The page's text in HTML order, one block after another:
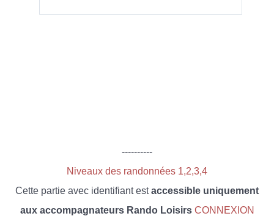
----------
Niveaux des randonnées 1,2,3,4
Cette partie avec identifiant estaccessible uniquement
aux accompagnateurs Rando Loisirs CONNEXION